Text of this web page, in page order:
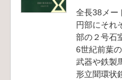
全長38メー
円部にそれ
部の２号石
6世紀前葉
武器や鉄製
形立聞環状